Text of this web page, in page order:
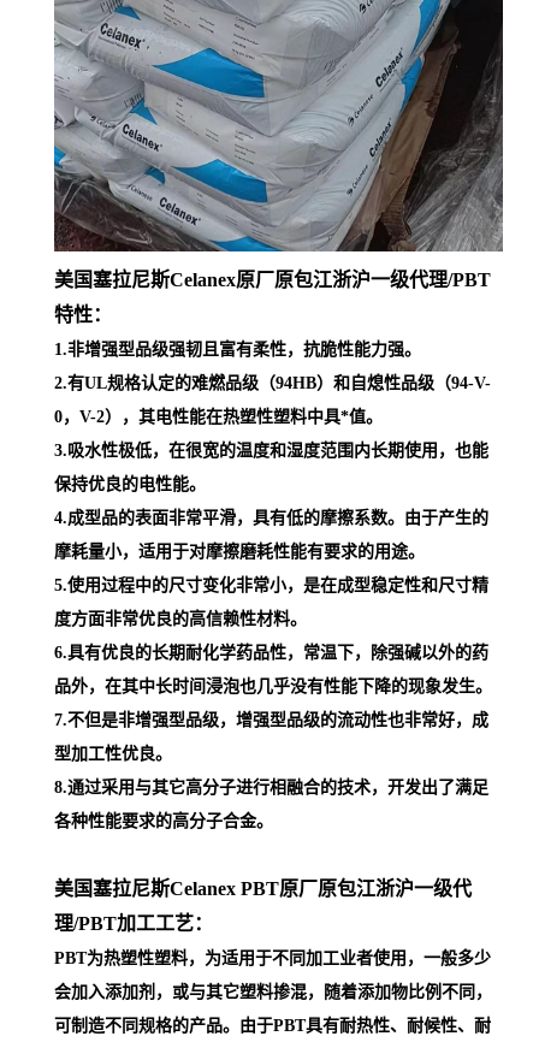
美国塞拉尼斯Celanex原厂原包江浙沪一级代理/PBT
特性：
1.非增强型品级强韧且富有柔性，抗脆性能力强。
2.有UL规格认定的难燃品级（94HB）和自熄性品级（94-V-
0，V-2），其电性能在热塑性塑料中具*值。
3.吸水性极低，在很宽的温度和湿度范围内长期使用，也能
保持优良的电性能。
4.成型品的表面非常平滑，具有低的摩擦系数。由于产生的
摩耗量小，适用于对摩擦磨耗性能有要求的用途。
5.使用过程中的尺寸变化非常小，是在成型稳定性和尺寸精
度方面非常优良的高信赖性材料。
6.具有优良的长期耐化学药品性，常温下，除强碱以外的药
品外，在其中长时间浸泡也几乎没有性能下降的现象发生。
7.不但是非增强型品级，增强型品级的流动性也非常好，成
型加工性优良。
8.通过采用与其它高分子进行相融合的技术，开发出了满足
各种性能要求的高分子合金。
美国塞拉尼斯Celanex PBT原厂原包江浙沪一级代
理/PBT加工工艺：
PBT为热塑性塑料，为适用于不同加工业者使用，一般多少
会加入添加剂，或与其它塑料掺混，随着添加物比例不同，
可制造不同规格的产品。由于PBT具有耐热性、耐候性、耐